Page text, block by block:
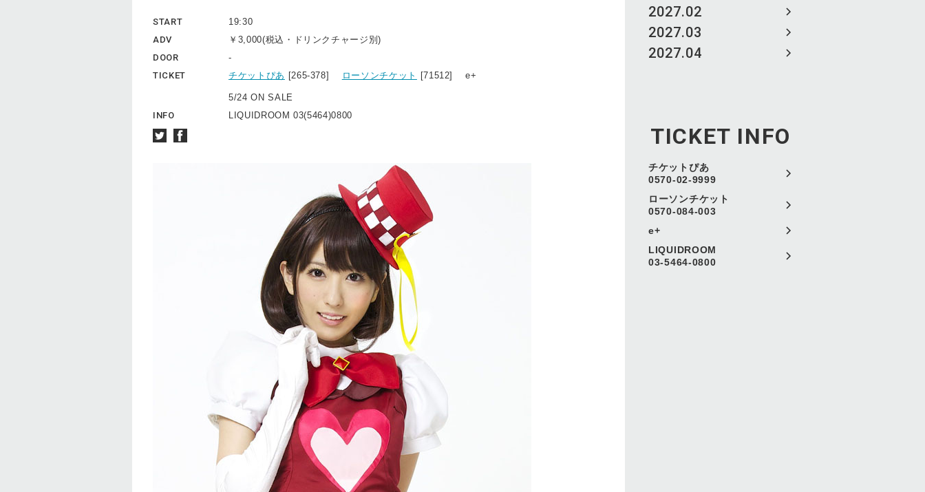
2027.02
2027.03
2027.04
TICKET INFO
チケットぴあ
0570-02-9999
ローソンチケット
0570-084-003
e+
LIQUIDROOM
03-5464-0800
START
19:30
ADV
￥3,000(税込・ドリンクチャージ別)
DOOR
-
TICKET
チケットぴあ [265-378] ローソンチケット [71512] e+
5/24 ON SALE
INFO
LIQUIDROOM 03(5464)0800